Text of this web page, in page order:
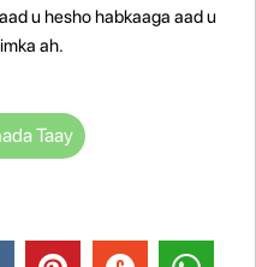
u hesho habkaaga aad u
ah.
Taay